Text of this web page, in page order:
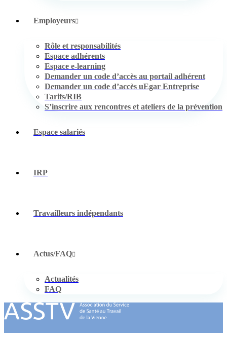
Employeurs
Rôle et responsabilités
Espace adhérents
Espace e-learning
Demander un code d’accès au portail adhérent
Demander un code d’accès uEgar Entreprise
Tarifs/RIB
S’inscrire aux rencontres et ateliers de la prévention
Espace salariés
IRP
Travailleurs indépendants
Actus/FAQ
Actualités
FAQ